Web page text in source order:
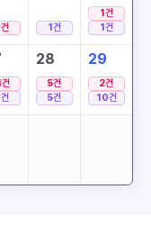
건 1건
1건
1건
건
건
28
5건
5건
29
2건
10건